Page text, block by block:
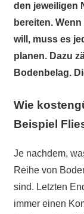
den jeweiligen
bereiten.
will, muss es
planen. Dazu
Bodenbelag.
Wie
Beispiel
Je nachdem,
Reihe von
sind. Letzten
immer einen